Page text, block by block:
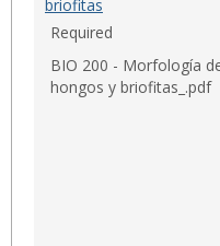
briofitas
Required
BIO 200 - Morfología
hongos y briofitas_.pdf